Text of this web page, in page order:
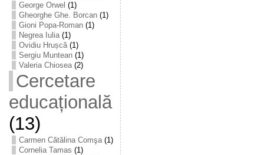
George Orwel (1)
Gheorghe Ghe. Borcan(1)
Gioni Popa-Roman(1)
Negrea Iulia(1)
Ovidiu Hrușcă(1)
Sergiu Muntean(1)
Valeria Chiosea(2)
Cercetare
educațională
(13)
Carmen Cătălina Comşa(1)
Cornelia Tamas (1)